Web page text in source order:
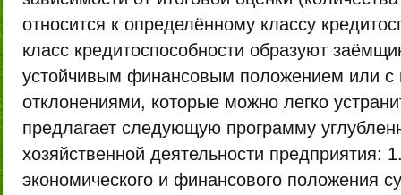
относится к определённому классу
класс кредитоспособности образуют
устойчивым финансовым положением или с
отклонениями, которые можно легко
предлагает следующую программу
хозяйственной деятельности предприятия:
экономического и финансового положения